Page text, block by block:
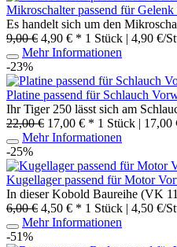
Mikroschalter passend für
Es handelt sich um den
9,00 € 4,90 € * 1 Stück | 4,90 €/
Mehr Informationen
-23%
Platine passend für Schlauch
Ihr Tiger 250 lässt sich am
22,00 € 17,00 € * 1 Stück | 17,00
Mehr Informationen
-25%
Kugellager passend für Motor
In dieser Kobold Baureihe (VK
6,00 € 4,50 € * 1 Stück | 4,50 €/
Mehr Informationen
-51%